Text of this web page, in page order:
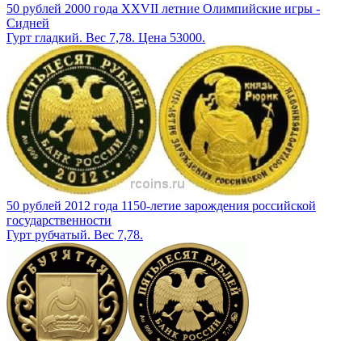
50 рублей 2000 года XXVII летние Олимпийские игры -
Сидней
Гурт гладкий. Вес 7,78. Цена 53000.
50 рублей 2012 года 1150-летие зарождения российской
государственности
Гурт рубчатый. Вес 7,78.